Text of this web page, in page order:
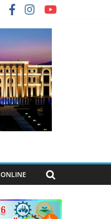
ONLINE